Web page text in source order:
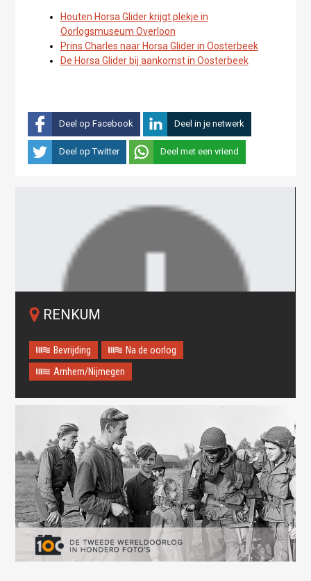
Houten Horsa Glider krijgt plekje in
Oorlogsmuseum Overloon
Prins Charles naar Horsa Glider in Oosterbeek
De Horsa Glider bij aankomst in Oosterbeek
Deel op Facebook Deel in je netwerk
Deel op Twitter Deel met een vriend
Oops! Something went
wrong.
This page didn't load Google Maps correctly. See the
JavaScript console for technical details.
RENKUM
Bevrijding
Na de oorlog
Arnhem/Nijmegen